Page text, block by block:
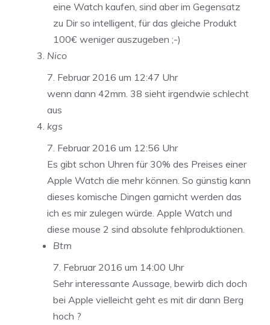
eine Watch kaufen, sind aber im Gegensatz
zu Dir so intelligent, für das gleiche Produkt
100€ weniger auszugeben ;-)
Nico
7. Februar 2016 um 12:47 Uhr
wenn dann 42mm. 38 sieht irgendwie schlecht
aus
kgs
7. Februar 2016 um 12:56 Uhr
Es gibt schon Uhren für 30% des Preises einer
Apple Watch die mehr können. So günstig kann
dieses komische Dingen garnicht werden das
ich es mir zulegen würde. Apple Watch und
diese mouse 2 sind absolute fehlproduktionen.
Btm
7. Februar 2016 um 14:00 Uhr
Sehr interessante Aussage, bewirb dich doch
bei Apple vielleicht geht es mit dir dann Berg
hoch ?